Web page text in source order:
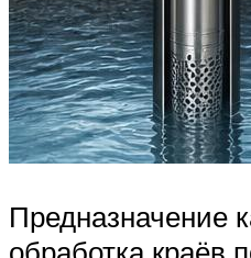
Предназначение
обработка краёв